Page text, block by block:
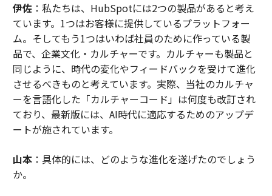
伊佐：私たちは、HubSpotには2つの製品があると考え
ています。1つはお客様に提供しているプラットフォー
ム。そしてもう1つはいわば社員のために作っている製
品で、企業文化・カルチャーです。カルチャーも製品と
同じように、時代の変化やフィードバックを受けて進化
させるべきものと考えています。実際、当社のカルチャ
ーを言語化した「カルチャーコード」は何度も改訂され
ており、最新版には、AI時代に適応するためのアップデ
ートが施されています。
山本：具体的には、どのような進化を遂げたのでしょう
か。